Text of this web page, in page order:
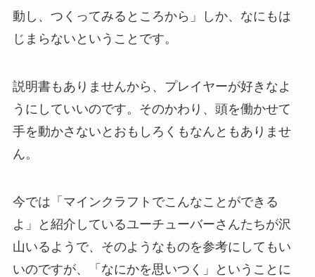
動し、つくってみるところから」しか、なにもは
じまらないということです。
説明書もありませんから、プレイヤーが好きなよ
うにしていいのです。そのかわり、頭を働かせて
手を動かさないとおもしろくもなんともありませ
ん。
今では「マインクラフトでこんなことができる
よ」と紹介しているユーチューバーさんたちが沢
山いるようで、そのようなものを参考にしてもい
いのですが、「なにかを思いつく」ということに